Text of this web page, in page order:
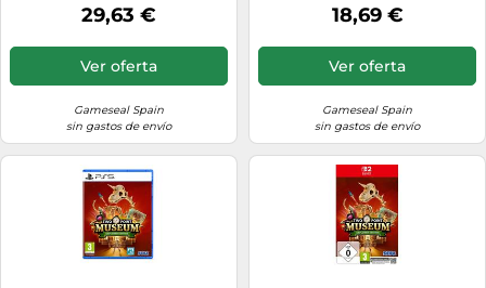
29,63 €
Ver oferta
Gameseal Spain
sin gastos de envío
18,69 €
Ver oferta
Gameseal Spain
sin gastos de envío